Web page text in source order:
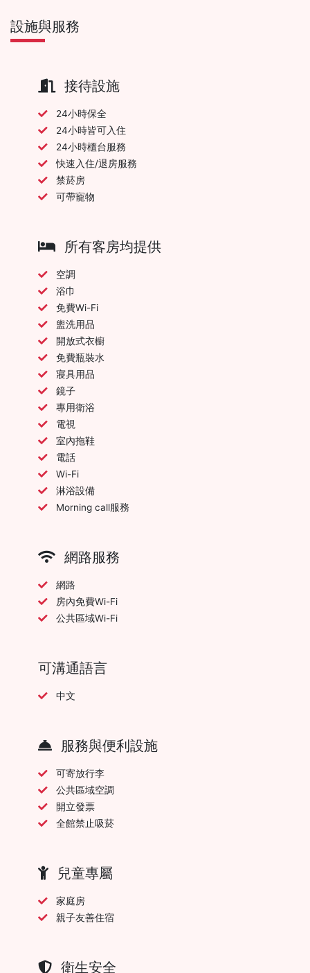
設施與服務
接待設施
24小時保全
24小時皆可入住
24小時櫃台服務
快速入住/退房服務
禁菸房
可帶寵物
所有客房均提供
空調
浴巾
免費Wi-Fi
盥洗用品
開放式衣櫥
免費瓶裝水
寢具用品
鏡子
專用衛浴
電視
室內拖鞋
電話
Wi-Fi
淋浴設備
Morning call服務
網路服務
網路
房內免費Wi-Fi
公共區域Wi-Fi
可溝通語言
中文
服務與便利設施
可寄放行李
公共區域空調
開立發票
全館禁止吸菸
兒童專屬
家庭房
親子友善住宿
衛生安全